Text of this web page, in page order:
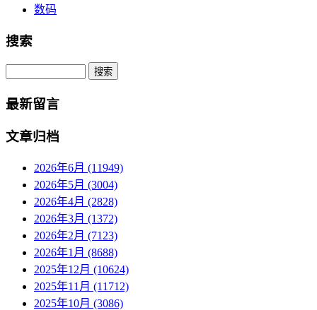
数码
搜索
Search
最新留言
文章归档
2026年6月 (11949)
2026年5月 (3004)
2026年4月 (2828)
2026年3月 (1372)
2026年2月 (7123)
2026年1月 (8688)
2025年12月 (10624)
2025年11月 (11712)
2025年10月 (3086)